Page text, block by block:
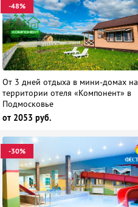
-48%
От 3 дней отдыха в мини-домах на
территории отеля «Компонент» в
Подмосковье
от 2053 руб.
-30%